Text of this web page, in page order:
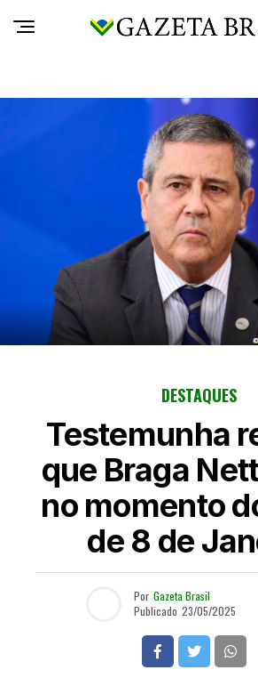
DESTAQUES
Testemunha
que Braga
no momento
de 8 de
Por Gazeta Brasil
Publicado 23/05/2025